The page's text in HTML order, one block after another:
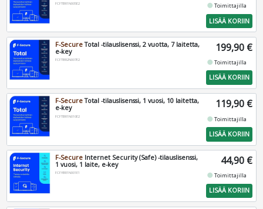
FCFTBR1N005E2 fiber_manual_recordToimittajilla
LISÄÄ KORIIN
F-SecureTotal -tilauslisenssi, 2 vuotta, 7 laitetta,
e-key
FCFTBR2N007E2
199,90 €
fiber_manual_recordToimittajilla
LISÄÄ KORIIN
F-SecureTotal -tilauslisenssi, 1 vuosi, 10 laitetta,
e-key
FCFTBR1N010E2
119,90 €
fiber_manual_recordToimittajilla
LISÄÄ KORIIN
F-Secure Internet Security (Safe) -tilauslisenssi,
1 vuosi, 1 laite, e-key
FCFYBR1N001E1
44,90 €
fiber_manual_recordToimittajilla
LISÄÄ KORIIN